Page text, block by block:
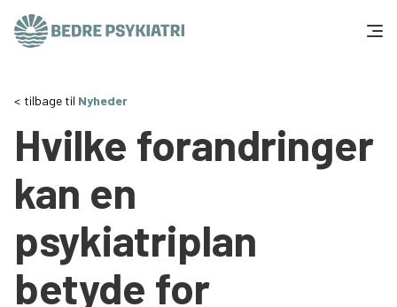
Tal og fakta
Om os
Vær med
Presse og politik
tilbage til Nyheder
Hvilke forandringer
kan en
psykiatriplan
betyde for